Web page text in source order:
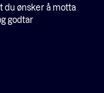
du ønsker å motta
godtar